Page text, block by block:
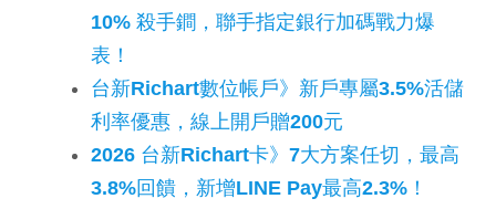
10% 殺手鐧，聯手指定銀行加碼戰力爆
表！
台新Richart數位帳戶》新戶專屬3.5%活儲
利率優惠，線上開戶贈200元
2026 台新Richart卡》7大方案任切，最高
3.8%回饋，新增LINE Pay最高2.3%！